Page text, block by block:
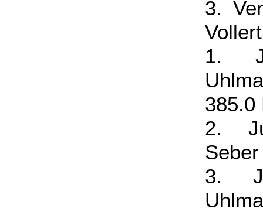
3.
1.
385.0
2.
3.